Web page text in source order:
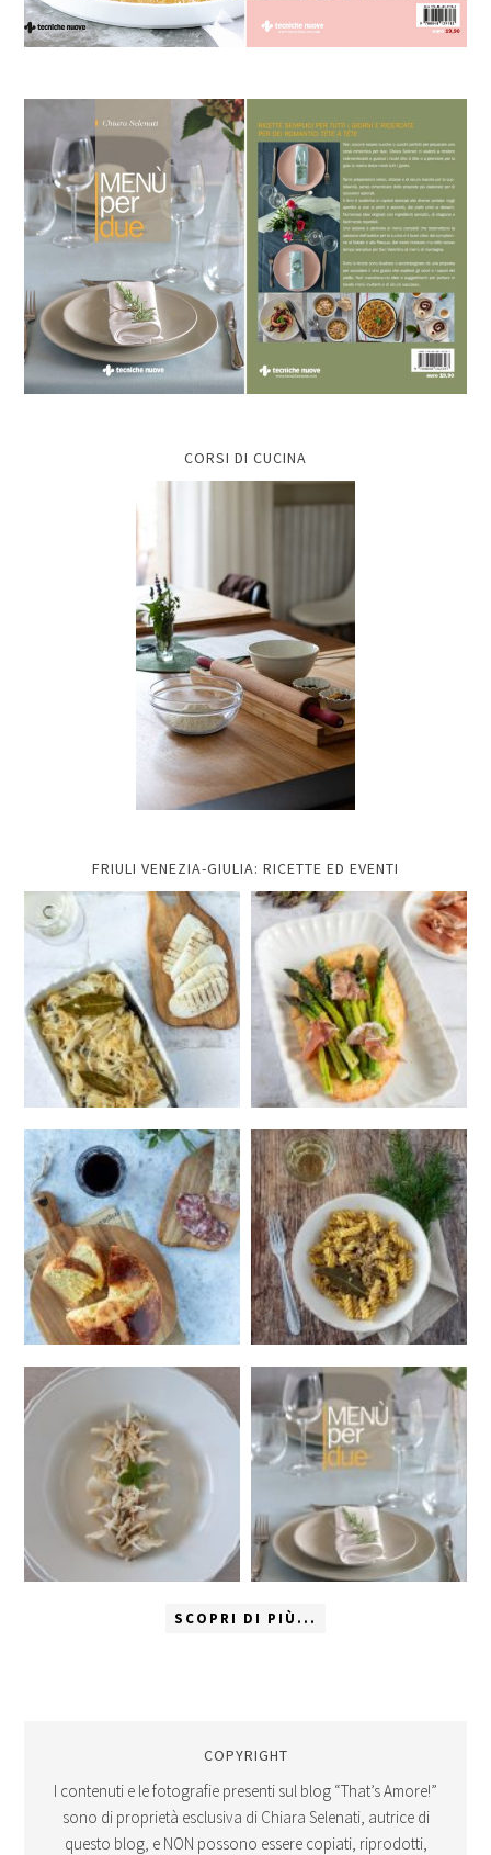
CORSI DI CUCINA
FRIULI VENEZIA-GIULIA: RICETTE ED EVENTI
SCOPRI DI PIÙ...
COPYRIGHT
I contenuti e le fotografie presenti sul blog “That’s Amore!”
sono di proprietà esclusiva di Chiara Selenati, autrice di
questo blog, e NON possono essere copiati, riprodotti,